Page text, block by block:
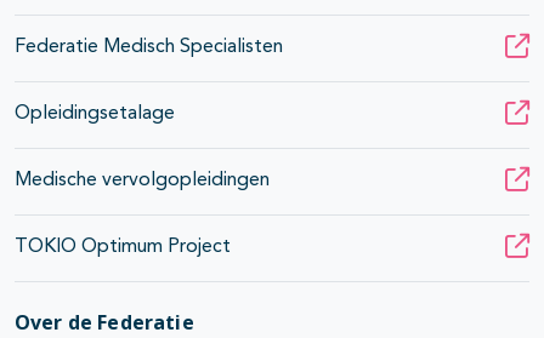
Federatie Medisch Specialisten
Opleidingsetalage
Medische vervolgopleidingen
TOKIO Optimum Project
Over de Federatie